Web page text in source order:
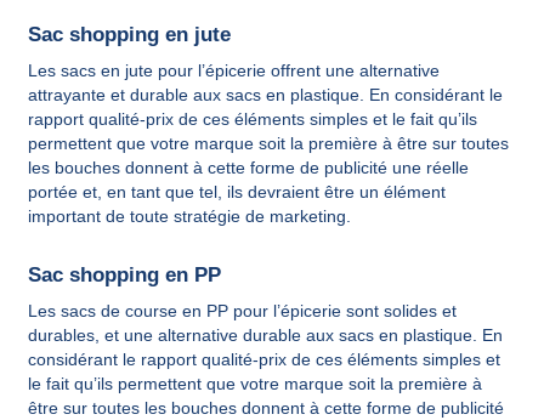
Sac shopping en jute
Les sacs en jute pour l’épicerie offrent une alternative
attrayante et durable aux sacs en plastique. En considérant le
rapport qualité-prix de ces éléments simples et le fait qu’ils
permettent que votre marque soit la première à être sur toutes
les bouches donnent à cette forme de publicité une réelle
portée et, en tant que tel, ils devraient être un élément
important de toute stratégie de marketing.
Sac shopping en PP
Les sacs de course en PP pour l’épicerie sont solides et
durables, et une alternative durable aux sacs en plastique. En
considérant le rapport qualité-prix de ces éléments simples et
le fait qu’ils permettent que votre marque soit la première à
être sur toutes les bouches donnent à cette forme de publicité